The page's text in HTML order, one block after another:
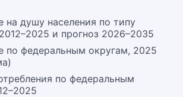
на душу населения по типу
и прогноз 2026–2035
по федеральным округам, 2025
по федеральным